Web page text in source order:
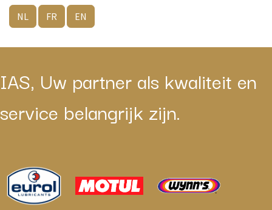
NL FR EN
IAS, Uw partner als kwaliteit en
service belangrijk zijn.